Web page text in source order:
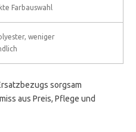
Farbauswahl
weniger
sorgsam
aus Preis, Pflege und